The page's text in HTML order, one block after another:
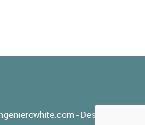
- Desarrollado